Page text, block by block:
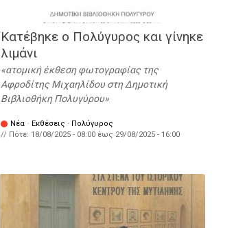
Κατέβηκε ο Πολύγυρος και γίνηκε
λιμάνι
ατομική έκθεση φωτογραφίας της
Αφροδίτης Μιχαηλίδου στη Δημοτική
Βιβλιοθήκη Πολυγύρου
Νέα · Εκθέσεις · Πολύγυρος
// Πότε: 18/08/2025 - 08:00 έως 29/08/2025 - 16:00